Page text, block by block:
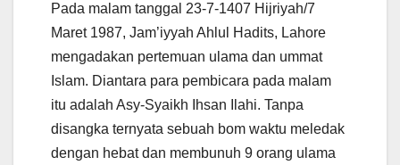
Pada malam tanggal 23-7-1407 Hijriyah/7
Maret 1987, Jam’iyyah Ahlul Hadits, Lahore
mengadakan pertemuan ulama dan ummat
Islam. Diantara para pembicara pada malam
itu adalah Asy-Syaikh Ihsan Ilahi. Tanpa
disangka ternyata sebuah bom waktu meledak
dengan hebat dan membunuh 9 orang ulama